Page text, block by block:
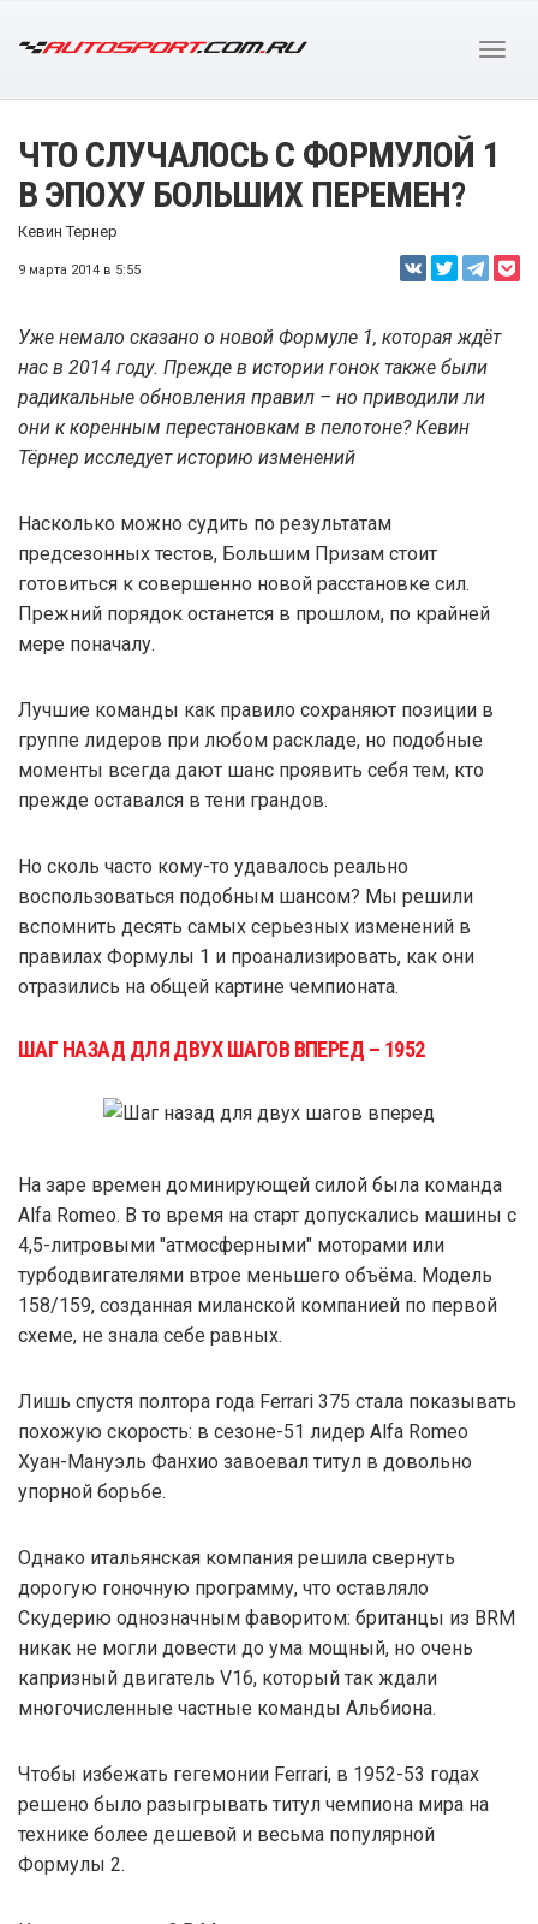
ЧТО СЛУЧАЛОСЬ С ФОРМУЛОЙ 1
В ЭПОХУ БОЛЬШИХ ПЕРЕМЕН?
Кевин Тернер
9 марта 2014 в 5:55
Уже немало сказано о новой Формуле 1, которая ждёт
нас в 2014 году. Прежде в истории гонок также были
радикальные обновления правил – но приводили ли
они к коренным перестановкам в пелотоне? Кевин
Тёрнер исследует историю изменений
Насколько можно судить по результатам
предсезонных тестов, Большим Призам стоит
готовиться к совершенно новой расстановке сил.
Прежний порядок останется в прошлом, по крайней
мере поначалу.
Лучшие команды как правило сохраняют позиции в
группе лидеров при любом раскладе, но подобные
моменты всегда дают шанс проявить себя тем, кто
прежде оставался в тени грандов.
Но сколь часто кому-то удавалось реально
воспользоваться подобным шансом? Мы решили
вспомнить десять самых серьезных изменений в
правилах Формулы 1 и проанализировать, как они
отразились на общей картине чемпионата.
ШАГ НАЗАД ДЛЯ ДВУХ ШАГОВ ВПЕРЕД – 1952
На заре времен доминирующей силой была команда
Alfa Romeo. В то время на старт допускались машины с
4,5-литровыми "атмосферными" моторами или
турбодвигателями втрое меньшего объёма. Модель
158/159, созданная миланской компанией по первой
схеме, не знала себе равных.
Лишь спустя полтора года Ferrari 375 стала показывать
похожую скорость: в сезоне-51 лидер Alfa Romeo
Хуан-Мануэль Фанхио завоевал титул в довольно
упорной борьбе.
Однако итальянская компания решила свернуть
дорогую гоночную программу, что оставляло
Скудерию однозначным фаворитом: британцы из BRM
никак не могли довести до ума мощный, но очень
капризный двигатель V16, который так ждали
многочисленные частные команды Альбиона.
Чтобы избежать гегемонии Ferrari, в 1952-53 годах
решено было разыгрывать титул чемпиона мира на
технике более дешевой и весьма популярной
Формулы 2.